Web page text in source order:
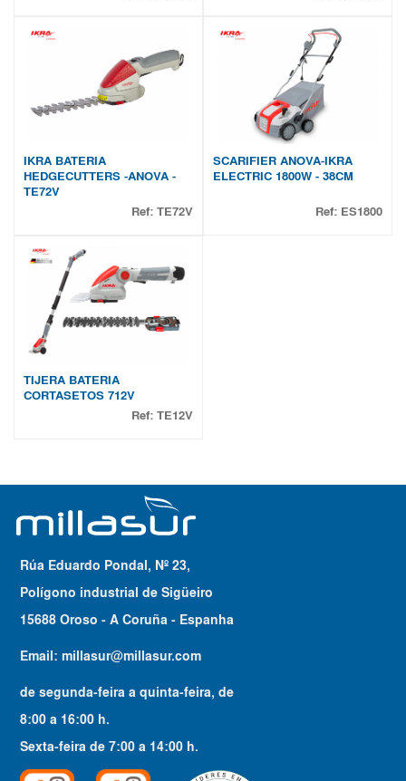
IKRA BATERIA
HEDGECUTTERS -ANOVA -
TE72V
Ref: TE72V
SCARIFIER ANOVA-IKRA
ELECTRIC 1800W - 38CM
Ref: ES1800
TIJERA BATERIA
CORTASETOS 712V
Ref: TE12V
Rúa Eduardo Pondal, Nº 23,
Polígono industrial de Sigüeiro
15688 Oroso - A Coruña - Espanha
Email:millasur@millasur.com
de segunda-feira a quinta-feira, de
8:00 a 16:00 h.
Sexta-feira de7:00 a 14:00 h.